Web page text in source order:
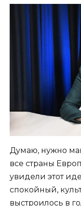
Думаю, нужно
все страны
увидели этот
спокойный,
выстроилось в